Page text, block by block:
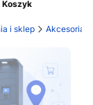
Koszyk
i sklep Akcesoria